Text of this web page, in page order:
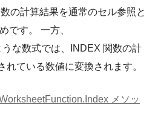
の計算結果を通常のセル参照と
です。 一方、
な数式では、INDEX 関数の計
れている数値に変換されます。
メソッ